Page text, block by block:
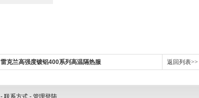
雷克兰高强度镀铝400系列高温隔热服 返回列表>>